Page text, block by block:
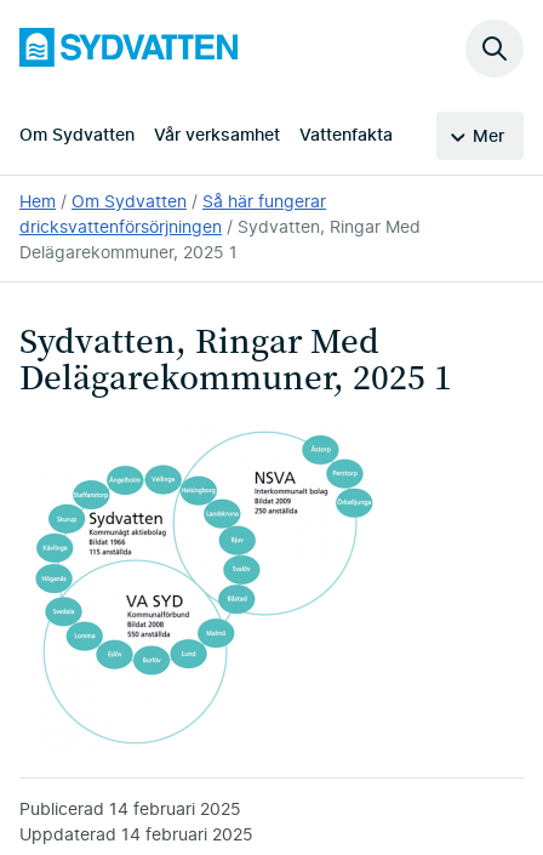
huvudinnehållet
Sydvatten
Om Sydvatten Vår verksamhet Vattenfakta Mer
Sök
Du
är
här:
Hem Om Sydvatten
Så här fungerar
dricksvattenförsörjningen
Sydvatten, Ringar Med
Delägarekommuner, 2025 1
Sydvatten, Ringar Med
Delägarekommuner, 2025 1
Publicerad 14 februari 2025
Uppdaterad 14 februari 2025